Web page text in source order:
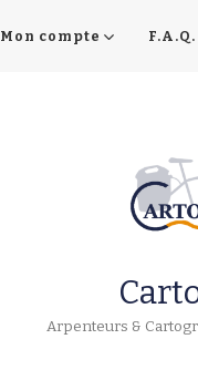
Mon compte F.A.Q.
Arpenteurs &